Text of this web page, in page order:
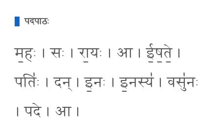
पदपाठः
म॒हः । सः । रा॒यः । आ । ई॒ष॒ते॒ ।
पतिः॑ । दन् । इ॒नः । इ॒नस्य॑ । वसु॑नः
। प॒दे । आ ।